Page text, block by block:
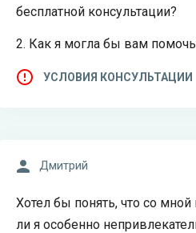
бесплатной консультации?
2. Как я могла бы вам
УСЛОВИЯ КОНСУЛЬТАЦИИ
Дмитрий
Хотел бы понять, что со мной
ли я особенно